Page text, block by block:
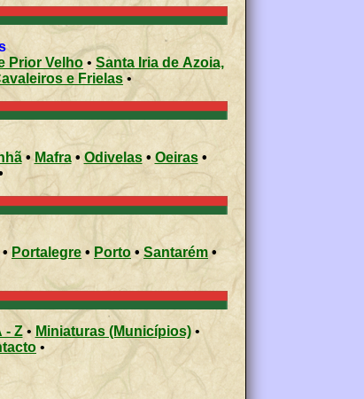
Prior Velho • Santa Iria de Azoia,
e Frielas•
•Mafra•Odivelas• Oeiras•
• Portalegre • Porto • Santarém •
- Z• Miniaturas (Municípios)•
•